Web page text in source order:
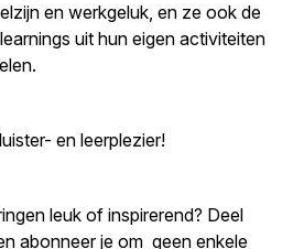
en werkgeluk, en ze ook de
uit hun eigen activiteiten
en leerplezier!
leuk of inspirerend? Deel
abonneer je om geen enkele